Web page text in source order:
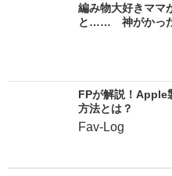
編み物大好きママ
と…… 神がかった
FPが解説！Apple
方法とは？
Fav-Log